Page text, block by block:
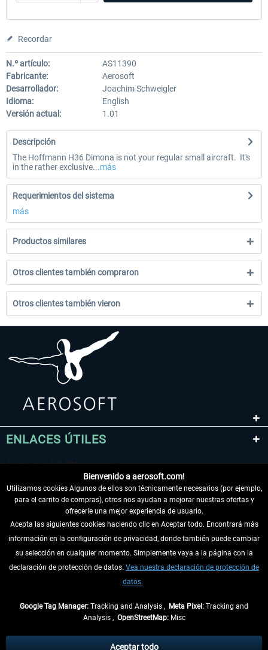
Recordar
N.º artículo:
AS11390
Fabricante:
Aerosoft
Desarrollador:
Joachim Schweigler
Idioma:
English
Versión actual:
1.01
Descripción
The Hoffmann H36 Dimona is not your regular small aircraft. It's
in the rather exclusive...más
Requerimientos del sistema
más
Productos similares
Otros clientes también compraron
Otros clientes también vieron
ENLACES ÚTILES
DESISTIR DEL CONTRATO
INFORMACIÓN
tasas de recepción si no se describe lo contrario
Bienvenido a aerosoft.com!
Utilizamos cookies Algunos de ellos son técnicamente necesarios (por ejemplo,
para el carrito de compras), otros nos ayudan a mejorar nuestras ofertas y
ofrecerle una mejor experiencia de usuario.
Acepta las siguientes cookies haciendo clic en Aceptar todo. Encontrará más
información en la configuración de privacidad, donde también puede cambiar
su selección en cualquier momento. Simplemente vaya a la página con la
declaración de protección de datos. Vea nuestra declaración de protección de
datos.
Google Tag Manager: Tracking and Analysis , Meta Pixel: Tracking and
Analysis , OpenStreetMap:Misc
Aceptar todo